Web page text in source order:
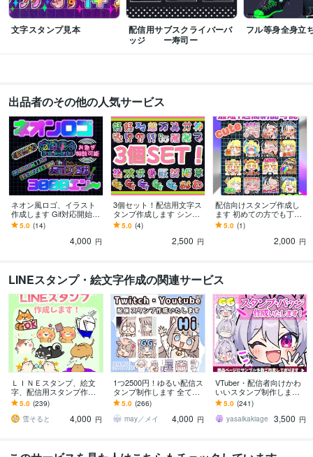
文字スタンプ見本
配信用サブスクライバーバ
ッジ ー寿司ー
フル等身全身立
出品者のその他の人気サービス
ネオン風ロゴ、イラスト
作成します Gif対応開始！
配信から動画、グッズま
で幅広く利用可能！
5.0 (14)
4,000 円
3個セット！配信用文字ス
タンプ作成します シンプ
ルで視認性の高い文字ス
タンプをお作りします！
5.0 (4)
2,500 円
配信向けスタンプ作成し
ます 初めての方でも丁寧
にお手伝いします！
5.0 (1)
2,000 円
LINEスタンプ・絵文字作成の関連サービス
ＬＩＮＥスタンプ、絵文
字、配信用スタンプ作成
します かわいい系からシ
ュール系まで様々な絵柄
に対応いたします
5.0 (239)
雪そると
4,000 円
1つ2500円！ゆるい配信ス
タンプ制作します 全て商
用利用料・二次利用料込
み！
5.0 (266)
may／メイ
4,000 円
VTuber・配信者向けかわ
いいスタンプ制作します
配信をもっとかわいく盛
り上げたいVTuber・配信
者さまへ！
5.0 (241)
yasaikakiage
3,500 円